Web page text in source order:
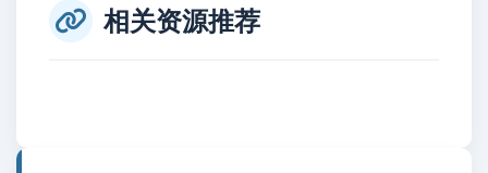
相关资源推荐